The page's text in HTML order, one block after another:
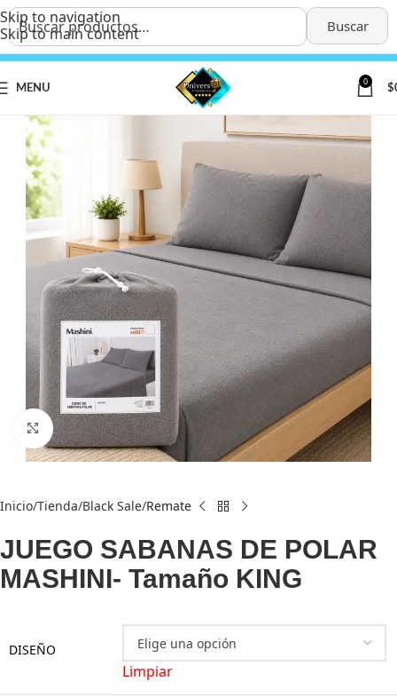
Buscar
Skip to navigation
Skip to main content
MENU
0
$
Click to enlarge
Inicio Tienda Black Sale Remate
JUEGO SABANAS DE POLAR
MASHINI- Tamaño KING
DISEÑO
Limpiar